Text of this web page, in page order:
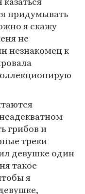
придумывать
я скажу
не
незнакомец к
грибов и
треки
девушке один
такое
я